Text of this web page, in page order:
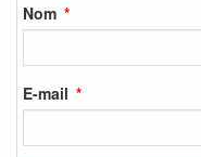
Nom
E-mail